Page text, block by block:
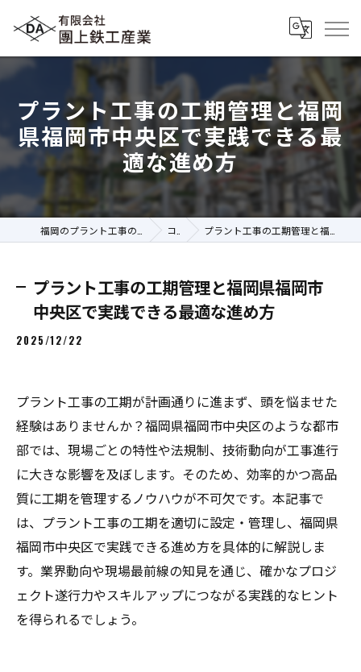
プラント工事の工期管理と福岡
県福岡市中央区で実践できる最
適な進め方
コラム プラント工事の工期管理と福岡県福岡市中央区で実践できる最適な進め方
プラント工事の工期管理と福岡県福岡市
中央区で実践できる最適な進め方
2025/12/22
プラント工事の工期が計画通りに進まず、頭を悩ませた
経験はありませんか？福岡県福岡市中央区のような都市
部では、現場ごとの特性や法規制、技術動向が工事進行
に大きな影響を及ぼします。そのため、効率的かつ高品
質に工期を管理するノウハウが不可欠です。本記事で
は、プラント工事の工期を適切に設定・管理し、福岡県
福岡市中央区で実践できる進め方を具体的に解説しま
す。業界動向や現場最前線の知見を通じ、確かなプロジ
ェクト遂行力やスキルアップにつながる実践的なヒント
を得られるでしょう。